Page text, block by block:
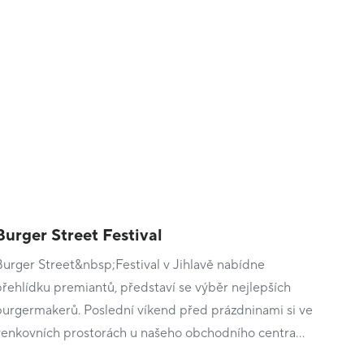
Street Festival
Street&nbsp;Festival v Jihlavě nabídne
premiantů, představí se výběr nejlepších
Poslední víkend před prázdninami si ve
prostorách u našeho obchodního centra…